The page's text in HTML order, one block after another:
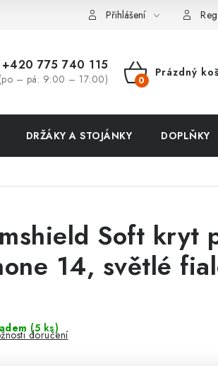
zboží a reklamace Přihlášení
+420 775 740 115
(po – pá: 9:00 – 17:00)
NÁKUPNÍ
Prázdný
DRŽÁKY A STOJÁNKY DOPLŇKY
Soft kryt
14, světlé
(5 ks)
doručení